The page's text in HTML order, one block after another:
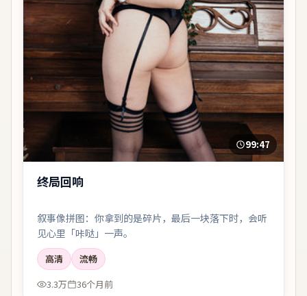
99:47
终局回响
叙事像拼图：你拿到的是碎片，最后一块落下时，会听
见心里「咔哒」一声。
高清
流畅
3.3万
36个月前